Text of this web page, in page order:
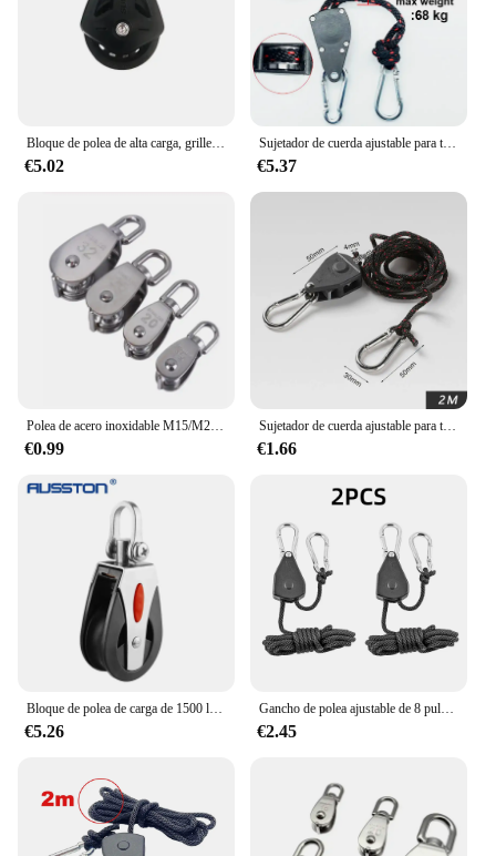
€5.02
Sujetador de cuerda ajustable para tienda de campaña, Tensor de polea de hebilla fija, colgadores de trinquete, luces de elevación, toldo de Camping, cuerda de viento, 4mm, 6mm, 10mm
€5.37
€0.99
Sujetador de cuerda ajustable para tienda de campaña, tensor de polea con hebilla fija, perchas de trinquete, luces de elevación, toldo de Camping, cuerda de viento
€1.66
€5.26
Gancho de polea ajustable de 8 pulgadas para tienda de campaña, tensor de cuerda, perchas de trinquete, gancho de cuerda para toldo, hebilla para dosel, 2/4 Uds.
€2.45